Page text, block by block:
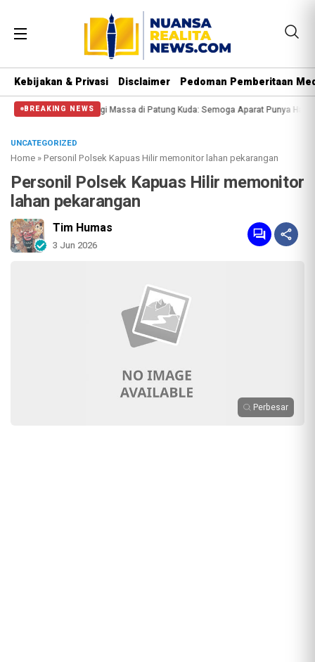
Kebijakan & Privasi Disclaimer Pedoman Pemberitaan
BREAKING NEWS
Halangi Massa di Patung Kuda: Semoga Aparat Punya Hati Nurani
UNCATEGORIZED
Home »Personil Polsek Kapuas Hilir memonitor lahan pekarangan
Personil Polsek Kapuas Hilir memonitor
lahan pekarangan
Tim Humas
3 Jun 2026
Perbesar